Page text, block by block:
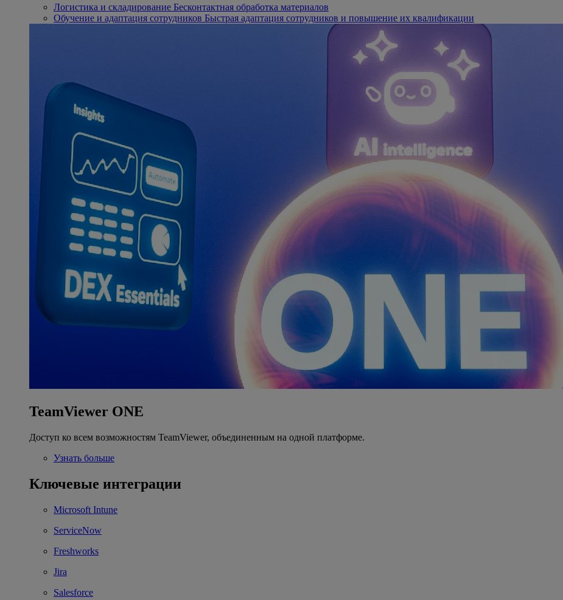
Логистика и складирование Бесконтактная обработка материалов
Обучение и адаптация сотрудников Быстрая адаптация сотрудников и повышение их квалификации
TeamViewer ONE
Доступ ко всем возможностям TeamViewer, объединенным на одной платформе.
Узнать больше
Ключевые интеграции
Microsoft Intune
ServiceNow
Freshworks
Jira
Salesforce